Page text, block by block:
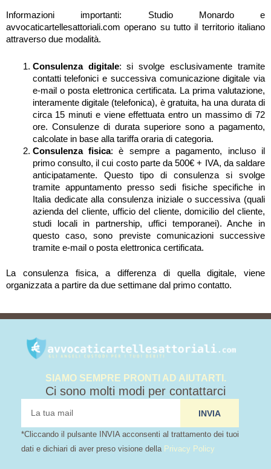
Informazioni importanti: Studio Monardo e
avvocaticartellesattoriali.com operano su tutto il territorio italiano
attraverso due modalità.
Consulenza digitale: si svolge esclusivamente tramite
contatti telefonici e successiva comunicazione digitale via
e-mail o posta elettronica certificata. La prima valutazione,
interamente digitale (telefonica), è gratuita, ha una durata di
circa 15 minuti e viene effettuata entro un massimo di 72
ore. Consulenze di durata superiore sono a pagamento,
calcolate in base alla tariffa oraria di categoria.
Consulenza fisica: è sempre a pagamento, incluso il
primo consulto, il cui costo parte da 500€ + IVA, da saldare
anticipatamente. Questo tipo di consulenza si svolge
tramite appuntamento presso sedi fisiche specifiche in
Italia dedicate alla consulenza iniziale o successiva (quali
azienda del cliente, ufficio del cliente, domicilio del cliente,
studi locali in partnership, uffici temporanei). Anche in
questo caso, sono previste comunicazioni successive
tramite e-mail o posta elettronica certificata.
La consulenza fisica, a differenza di quella digitale, viene
organizzata a partire da due settimane dal primo contatto.
SIAMO SEMPRE PRONTI AD AIUTARTI.
Ci sono molti modi per contattarci
INVIA
*Cliccando il pulsante INVIA acconsenti al trattamento dei tuoi
dati e dichiari di aver preso visione della Privacy Policy